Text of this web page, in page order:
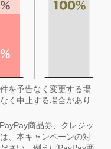
を予告なく変更する場
く中止する場合があり
商品券、クレジッ
、本キャンペーンの対